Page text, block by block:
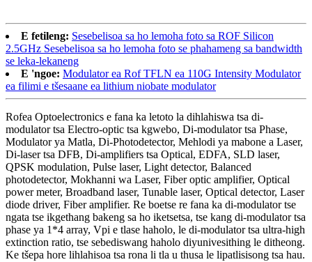
E fetileng: Sesebelisoa sa ho lemoha foto sa ROF Silicon
2.5GHz Sesebelisoa sa ho lemoha foto se phahameng sa bandwidth
se leka-lekaneng
E 'ngoe: Modulator ea Rof TFLN ea 110G Intensity Modulator
ea filimi e tšesaane ea lithium niobate modulator
Rofea Optoelectronics e fana ka letoto la dihlahiswa tsa di-
modulator tsa Electro-optic tsa kgwebo, Di-modulator tsa Phase,
Modulator ya Matla, Di-Photodetector, Mehlodi ya mabone a Laser,
Di-laser tsa DFB, Di-amplifiers tsa Optical, EDFA, SLD laser,
QPSK modulation, Pulse laser, Light detector, Balanced
photodetector, Mokhanni wa Laser, Fiber optic amplifier, Optical
power meter, Broadband laser, Tunable laser, Optical detector, Laser
diode driver, Fiber amplifier. Re boetse re fana ka di-modulator tse
ngata tse ikgethang bakeng sa ho iketsetsa, tse kang di-modulator tsa
phase ya 1*4 array, Vpi e tlase haholo, le di-modulator tsa ultra-high
extinction ratio, tse sebediswang haholo diyunivesithing le ditheong.
Ke tšepa hore lihlahisoa tsa rona li tla u thusa le lipatlisisong tsa hau.